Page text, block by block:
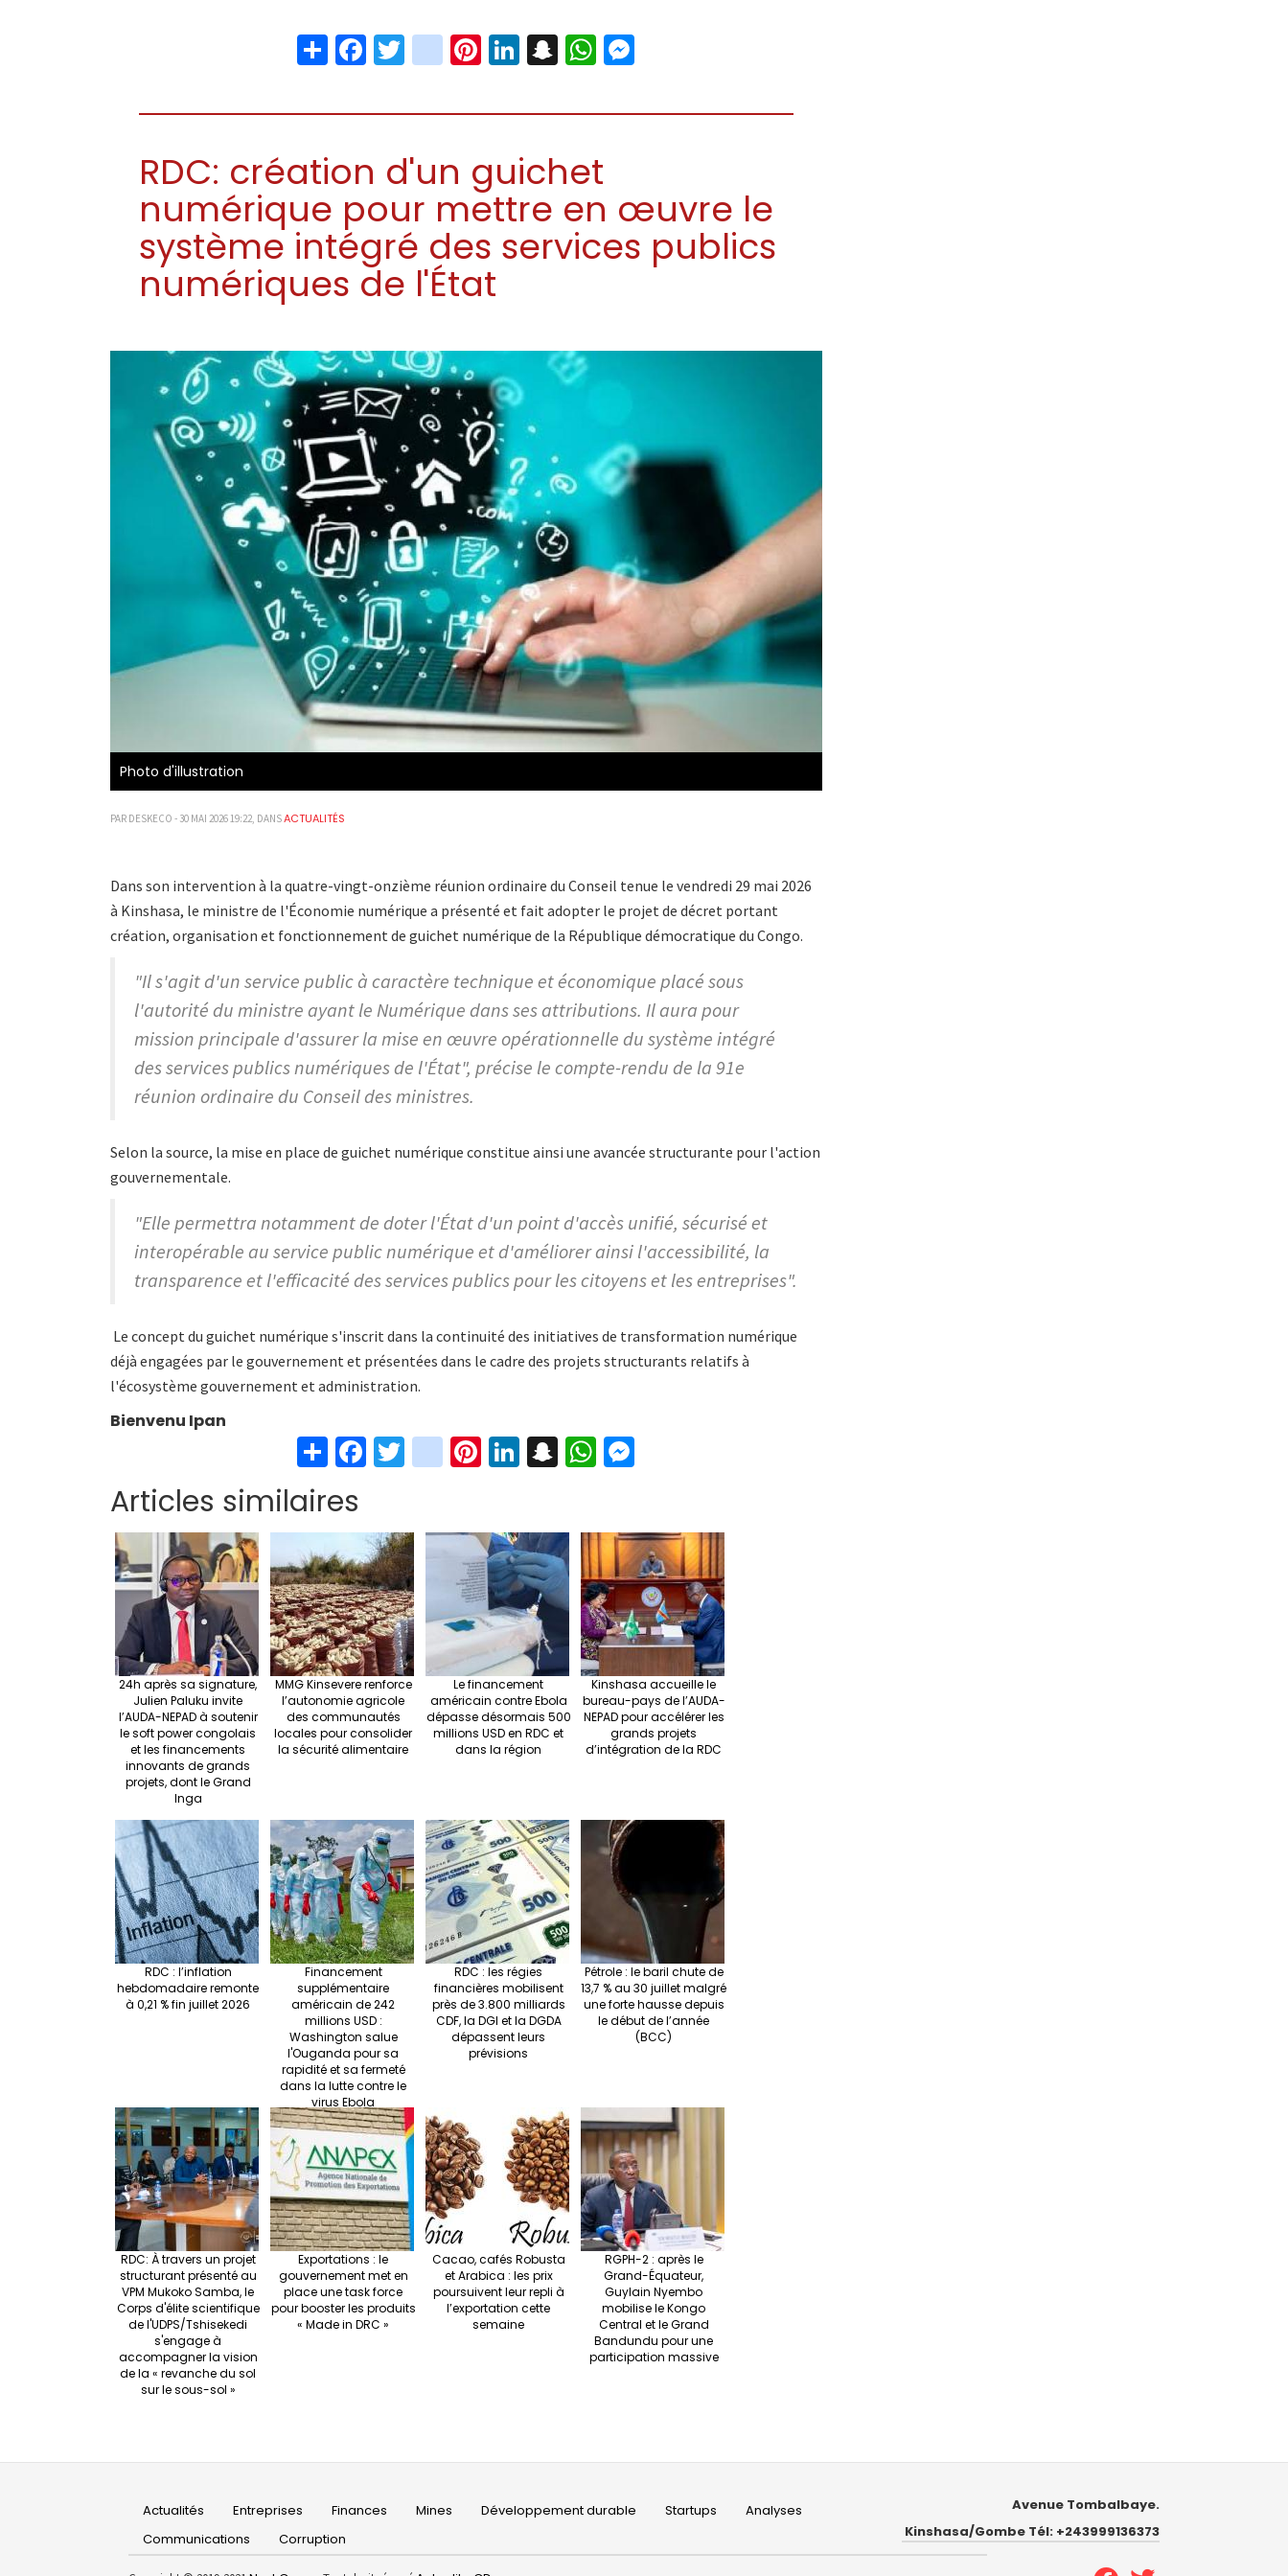
ShareFacebook
Twitter
instagram
Pinterest
LinkedIn
Snapchat
WhatsApp
RDC: création d'un guichet
numérique pour mettre en œuvre le
système intégré des services publics
numériques de l'État
Photo d'illustration
PAR DESKECO - 30 MAI 2026 19:22, DANSACTUALITÉS
Dans son intervention à la quatre-vingt-onzième réunion ordinaire du Conseil tenue le vendredi 29 mai 2026
à Kinshasa, le ministre de l'Économie numérique a présenté et fait adopter le projet de décret portant
création, organisation et fonctionnement de guichet numérique de la République démocratique du Congo.
"Il s'agit d'un service public à caractère technique et économique placé sous
l'autorité du ministre ayant le Numérique dans ses attributions. Il aura pour
mission principale d'assurer la mise en œuvre opérationnelle du système intégré
des services publics numériques de l'État", précise le compte-rendu de la 91e
réunion ordinaire du Conseil des ministres.
Selon la source, la mise en place de guichet numérique constitue ainsi une avancée structurante pour l'action
gouvernementale.
"Elle permettra notamment de doter l'État d'un point d'accès unifié, sécurisé et
interopérable au service public numérique et d'améliorer ainsi l'accessibilité, la
transparence et l'efficacité des services publics pour les citoyens et les entreprises".
Le concept du guichet numérique s'inscrit dans la continuité des initiatives de transformation numérique
déjà engagées par le gouvernement et présentées dans le cadre des projets structurants relatifs à
l'écosystème gouvernement et administration.
Bienvenu Ipan
S
h
ar
e
Fa
ce
o
o
k
T
wi
er
in
st
ra
m
Pi
nt
es
t
Li
n
dI
n
S
n
pc
h
at
W
h
sA
p
p
n
ge
r
Articles similaires
24h après sa signature,
Julien Paluku invite
l’AUDA-NEPAD à soutenir
le soft power congolais
et les financements
innovants de grands
projets, dont le Grand
Inga
MMG Kinsevere renforce
l’autonomie agricole
des communautés
locales pour consolider
la sécurité alimentaire
Le financement
américain contre Ebola
dépasse désormais 500
millions USD en RDC et
dans la région
Kinshasa accueille le
bureau-pays de l’AUDA-
NEPAD pour accélérer les
grands projets
d’intégration de la RDC
RDC : l’inflation
hebdomadaire remonte
à 0,21 % fin juillet 2026
Financement
supplémentaire
américain de 242
millions USD :
Washington salue
l'Ouganda pour sa
rapidité et sa fermeté
dans la lutte contre le
virus Ebola
RDC : les régies
financières mobilisent
près de 3.800 milliards
CDF, la DGI et la DGDA
dépassent leurs
prévisions
Pétrole : le baril chute de
13,7 % au 30 juillet malgré
une forte hausse depuis
le début de l’année
(BCC)
RDC: À travers un projet
structurant présenté au
VPM Mukoko Samba, le
Corps d'élite scientifique
de l'UDPS/Tshisekedi
s'engage à
accompagner la vision
de la « revanche du sol
sur le sous-sol »
Exportations : le
gouvernement met en
place une task force
pour booster les produits
« Made in DRC »
Cacao, cafés Robusta
et Arabica : les prix
poursuivent leur repli à
l’exportation cette
semaine
RGPH-2 : après le
Grand-Équateur,
Guylain Nyembo
mobilise le Kongo
Central et le Grand
Bandundu pour une
participation massive
Main
navigation
Actualités Entreprises Finances Mines Développement durable Startups
Analyses
Communications
Corruption
Avenue Tombalbaye.
Kinshasa/Gombe Tél: +243999136373